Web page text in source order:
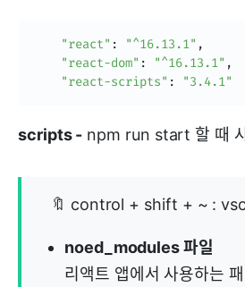
"react" : "^16.13.1" ,
"react-dom" : "^16.13.1" ,
"react-scripts" : "3.4.1"
scripts - npm run start 할 때
🔖 control + shift + ~ :
noed_modules 파일
리액트 앱에서 사용하는